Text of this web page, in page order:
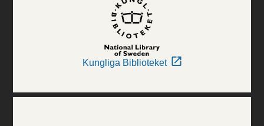
Kungliga Biblioteket